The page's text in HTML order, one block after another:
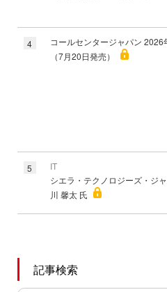
4
コールセンタージャパン 2026
（7月20日発売）
5
IT
シエラ・テクノロジーズ・ジ
川 馨太 氏
記事検索